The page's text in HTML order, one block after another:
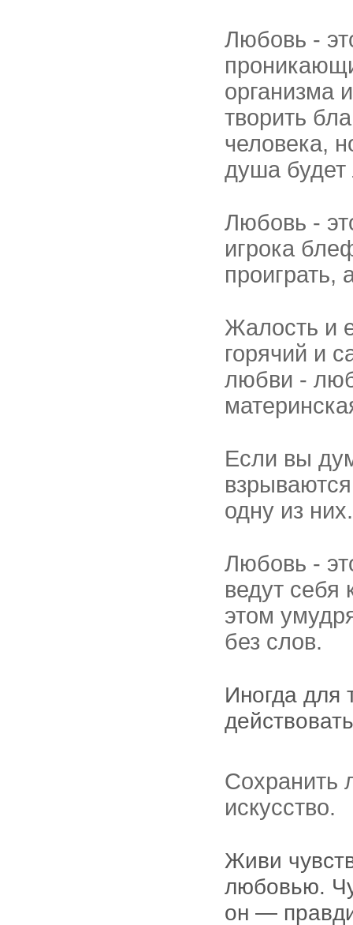
Любовь -
организма
творить
человека,
душа будет
Любовь -
игрока
проиграть,
Жалость и
горячий и
любви -
Если вы
одну из них.
Любовь -
ведут себя
этом
без слов.
Иногда для
Сохранить
искусство.
Живи
любовью.
он —